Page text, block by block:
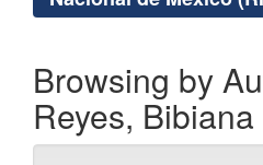
Browsing by
Reyes,